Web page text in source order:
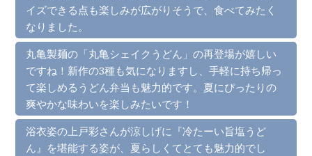
イズできる点も楽しみが広がりそうで、食べてみたく
なりました。
丸亀製麺の「丸亀シェイクうどん」の再登場が嬉しい
ですね！新作の3種も気になりますし、手軽に持ち帰っ
て楽しめるうどん弁当も魅力的です。夏にぴったりの
爽やかな味わいを楽しみたいです！
浴衣姿の上戸彩さんが涼しげに『冷たーい旨塩うど
ん』を堪能する姿が、夏らしくてとても魅力的でし